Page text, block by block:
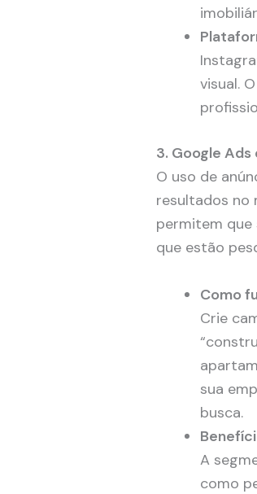
visual.
3. Google Ads
O uso de
resultados no
permitem
que estão
Como
Crie
sua
busca.
A
como